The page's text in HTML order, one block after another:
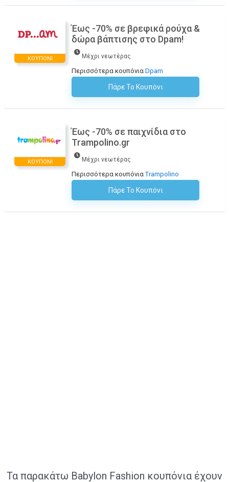
ΚΟΥΠΌΝΙ
Έως -70% σε βρεφικά ρούχα &
δώρα βάπτισης στο Dpam!
Μέχρι νεωτέρας
Περισσότερα κουπόνια Dpam
Πάρε Το Κουπόνι
ΚΟΥΠΌΝΙ
Έως -70% σε παιχνίδια στο
Trampolino.gr
Μέχρι νεωτέρας
Περισσότερα κουπόνιαTrampolino
Πάρε Το Κουπόνι
Τα παρακάτω Babylon Fashion κουπόνια έχουν